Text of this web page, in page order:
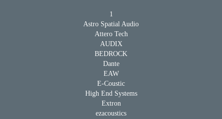
1
Astro Spatial Audio
Attero Tech
AUDIX
BEDROCK
Dante
EAW
E-Coustic
High End Systems
Extron
ezacoustics